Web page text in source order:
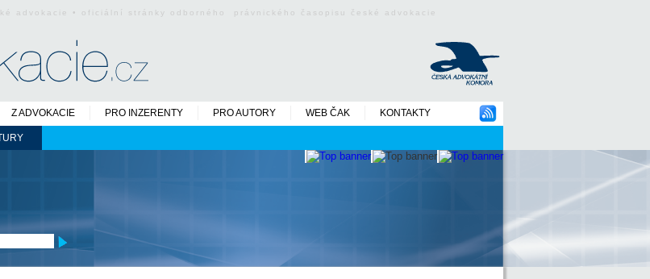
advokacie • oficiální stránky odborného právnického časopisu české advokacie
Z ADVOKACIE PRO INZERENTY PRO AUTORY WEB ČAK KONTAKTY